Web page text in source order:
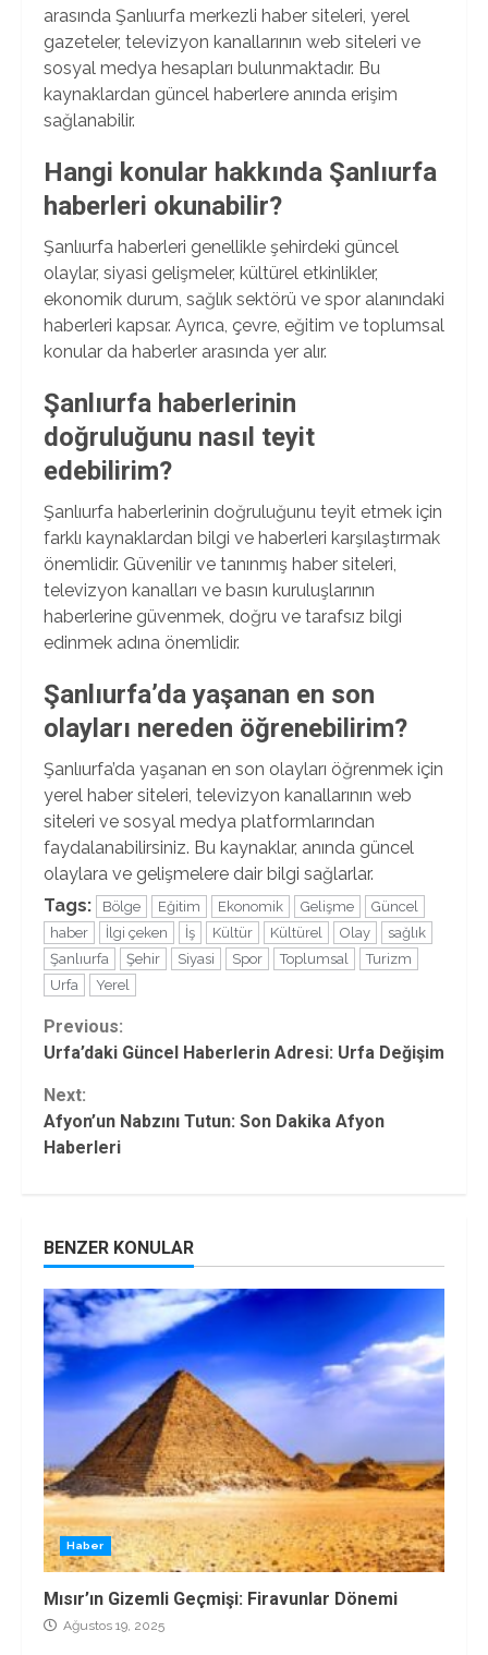
arasında Şanlıurfa merkezli haber siteleri, yerel
gazeteler, televizyon kanallarının web siteleri ve
sosyal medya hesapları bulunmaktadır. Bu
kaynaklardan güncel haberlere anında erişim
sağlanabilir.
Hangi konular hakkında Şanlıurfa
haberleri okunabilir?
Şanlıurfa haberleri genellikle şehirdeki güncel
olaylar, siyasi gelişmeler, kültürel etkinlikler,
ekonomik durum, sağlık sektörü ve spor alanındaki
haberleri kapsar. Ayrıca, çevre, eğitim ve toplumsal
konular da haberler arasında yer alır.
Şanlıurfa haberlerinin
doğruluğunu nasıl teyit
edebilirim?
Şanlıurfa haberlerinin doğruluğunu teyit etmek için
farklı kaynaklardan bilgi ve haberleri karşılaştırmak
önemlidir. Güvenilir ve tanınmış haber siteleri,
televizyon kanalları ve basın kuruluşlarının
haberlerine güvenmek, doğru ve tarafsız bilgi
edinmek adına önemlidir.
Şanlıurfa’da yaşanan en son
olayları nereden öğrenebilirim?
Şanlıurfa’da yaşanan en son olayları öğrenmek için
yerel haber siteleri, televizyon kanallarının web
siteleri ve sosyal medya platformlarından
faydalanabilirsiniz. Bu kaynaklar, anında güncel
olaylara ve gelişmelere dair bilgi sağlarlar.
Tags:
Bölge Eğitim Ekonomik Gelişme
Güncel
haber
İlgi çeken İş Kültür Kültürel Olay
sağlık
Şanlıurfa
Şehir Siyasi Spor Toplumsal
Turizm
Urfa
Yerel
Continue
Previous:
Urfa’daki Güncel Haberlerin Adresi: Urfa Değişim
Next:
Afyon’un Nabzını Tutun: Son Dakika Afyon
Haberleri
BENZER KONULAR
Haber
Mısır’ın Gizemli Geçmişi: Firavunlar Dönemi
Ağustos 19, 2025